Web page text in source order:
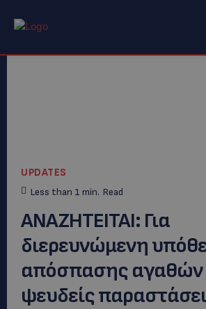
UPDATES
Less than 1 min. Read
ANAZHTEITAI: Για
διερευνώμενη
απόσπασης αγαθών
ψευδείς